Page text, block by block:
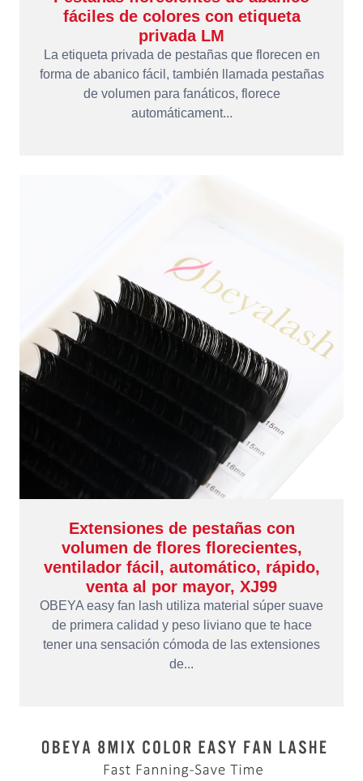
fáciles de colores con etiqueta
privada LM
La etiqueta privada de pestañas que florecen en
forma de abanico fácil, también llamada pestañas
de volumen para fanáticos, florece
automáticament...
Extensiones de pestañas con
volumen de flores florecientes,
ventilador fácil, automático, rápido,
venta al por mayor, XJ99
OBEYA easy fan lash utiliza material súper suave
de primera calidad y peso liviano que te hace
tener una sensación cómoda de las extensiones
de...